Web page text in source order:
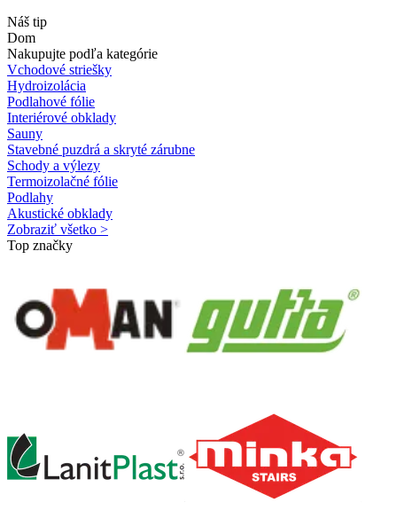
Náš tip
Dom
Nakupujte podľa kategórie
Vchodové striešky
Hydroizolácia
Podlahové fólie
Interiérové obklady
Sauny
Stavebné puzdrá a skryté zárubne
Schody a výlezy
Termoizolačné fólie
Podlahy
Akustické obklady
Zobraziť všetko >
Top značky